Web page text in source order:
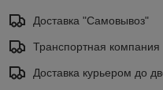
Доставка "Самовывоз"
Транспортная компания
Доставка курьером до